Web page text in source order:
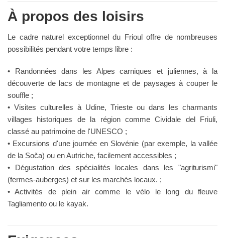
À propos des loisirs
Le cadre naturel exceptionnel du Frioul offre de nombreuses
possibilités pendant votre temps libre :
• Randonnées dans les Alpes carniques et juliennes, à la
découverte de lacs de montagne et de paysages à couper le
souffle ;
• Visites culturelles à Udine, Trieste ou dans les charmants
villages historiques de la région comme Cividale del Friuli,
classé au patrimoine de l'UNESCO ;
• Excursions d'une journée en Slovénie (par exemple, la vallée
de la Soča) ou en Autriche, facilement accessibles ;
• Dégustation des spécialités locales dans les "agriturismi"
(fermes-auberges) et sur les marchés locaux. ;
• Activités de plein air comme le vélo le long du fleuve
Tagliamento ou le kayak.